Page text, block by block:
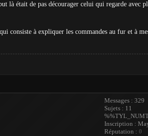
là était de pas décourager celui qui regarde avec
consiste à expliquer les commandes au fur et à
Messages : 329
Sujets : 11
Inscription :
Réputation : 0